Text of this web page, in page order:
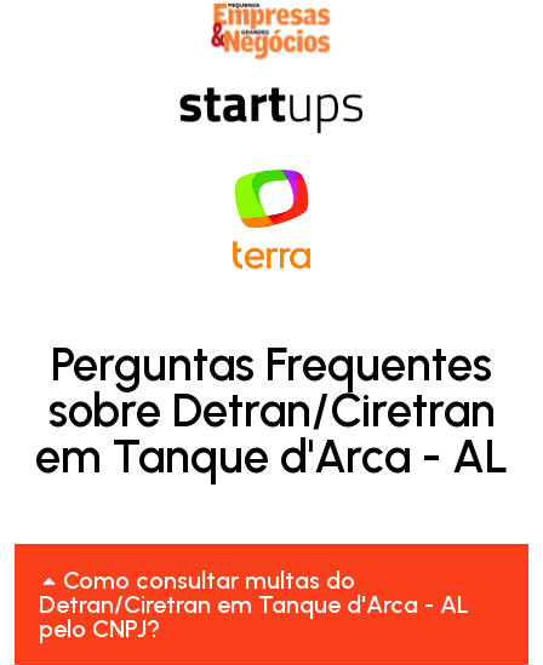
Perguntas Frequentes
sobre Detran/Ciretran
em Tanque d'Arca - AL
Como consultar multas do
Detran/Ciretran em Tanque d'Arca - AL
pelo CNPJ?